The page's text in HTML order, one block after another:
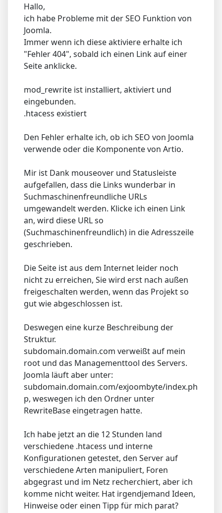
Hallo,
ich habe Probleme mit der SEO Funktion von
Joomla.
Immer wenn ich diese aktiviere erhalte ich
"Fehler 404", sobald ich einen Link auf einer
Seite anklicke.
mod_rewrite ist installiert, aktiviert und
eingebunden.
.htacess existiert
Den Fehler erhalte ich, ob ich SEO von Joomla
verwende oder die Komponente von Artio.
Mir ist Dank mouseover und Statusleiste
aufgefallen, dass die Links wunderbar in
Suchmaschinenfreundliche URLs
umgewandelt werden. Klicke ich einen Link
an, wird diese URL so
(Suchmaschinenfreundlich) in die Adresszeile
geschrieben.
Die Seite ist aus dem Internet leider noch
nicht zu erreichen, Sie wird erst nach außen
freigeschalten werden, wenn das Projekt so
gut wie abgeschlossen ist.
Deswegen eine kurze Beschreibung der
Struktur.
subdomain.domain.com verweißt auf mein
root und das Managementtool des Servers.
Joomla läuft aber unter:
subdomain.domain.com/exjoombyte/index.ph
p, weswegen ich den Ordner unter
RewriteBase eingetragen hatte.
Ich habe jetzt an die 12 Stunden land
verschiedene .htacess und interne
Konfigurationen getestet, den Server auf
verschiedene Arten manipuliert, Foren
abgegrast und im Netz recherchiert, aber ich
komme nicht weiter. Hat irgendjemand Ideen,
Hinweise oder einen Tipp für mich parat?